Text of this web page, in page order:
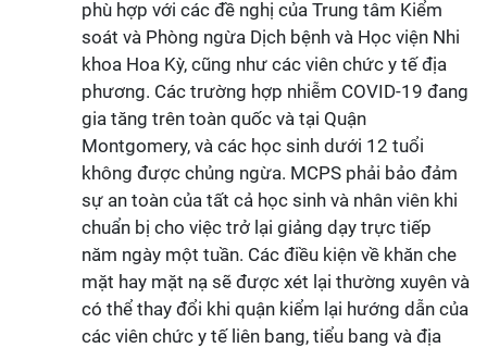
phù hợp với các đề nghị của Trung tâm Kiểm
soát và Phòng ngừa Dịch bệnh và Học viện Nhi
khoa Hoa Kỳ, cũng như các viên chức y tế địa
phương. Các trường hợp nhiễm COVID-19 đang
gia tăng trên toàn quốc và tại Quận
Montgomery, và các học sinh dưới 12 tuổi
không được chủng ngừa. MCPS phải bảo đảm
sự an toàn của tất cả học sinh và nhân viên khi
chuẩn bị cho việc trở lại giảng dạy trực tiếp
năm ngày một tuần. Các điều kiện về khăn che
mặt hay mặt nạ sẽ được xét lại thường xuyên và
có thể thay đổi khi quận kiểm lại hướng dẫn của
các viên chức y tế liên bang, tiểu bang và địa